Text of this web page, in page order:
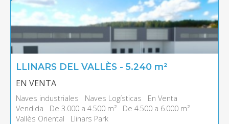
LLINARS DEL VALLÈS - 5.240 m²
EN VENTA
Naves industriales Naves Logísticas
En Venta
Vendida
De 3.000 a 4.500 m²
De 4.500 a 6.000 m²
Vallès Oriental
Llinars Park